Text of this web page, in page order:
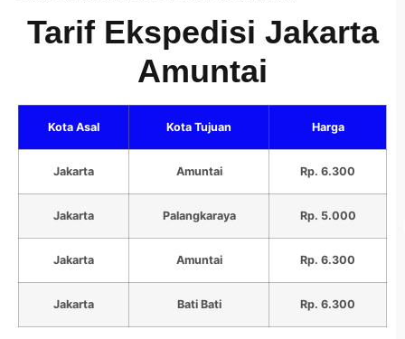
Tarif Ekspedisi Jakarta
Amuntai
Kota Asal Kota Tujuan Harga
Jakarta Amuntai Rp. 6.300
Jakarta Palangkaraya Rp. 5.000
Jakarta Amuntai Rp. 6.300
Jakarta Bati Bati Rp. 6.300